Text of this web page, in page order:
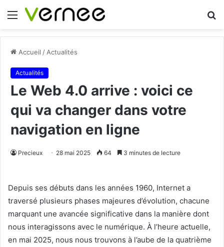
Menu
Accueil / Actualités
Actualités
Le Web 4.0 arrive : voici ce
qui va changer dans votre
navigation en ligne
Precieux 28 mai 2025 64 3 minutes de lecture
Depuis ses débuts dans les années 1960, Internet a
traversé plusieurs phases majeures d’évolution, chacune
marquant une avancée significative dans la manière dont
nous interagissons avec le numérique. À l’heure actuelle,
en mai 2025, nous nous trouvons à l’aube de la quatrième